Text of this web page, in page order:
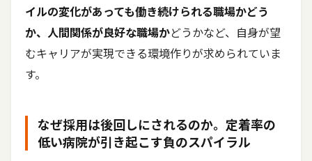
イルの変化があっても働き続けられる職場かどう
か、人間関係が良好な職場かどうかなど、自身が望
むキャリアが実現できる環境作りが求められていま
す。
なぜ採用は後回しにされるのか。定着率の
低い病院が引き起こす負のスパイラル